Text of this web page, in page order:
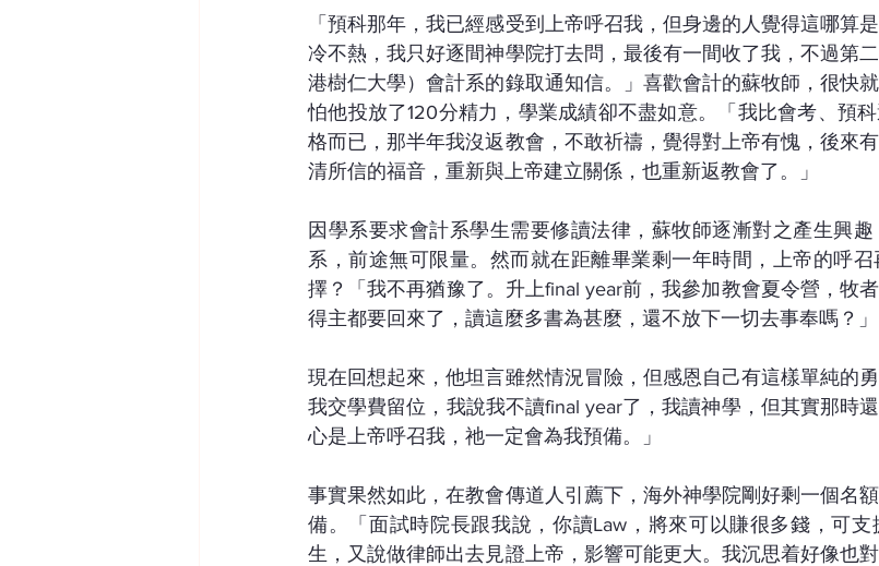
「預科那年，我已經感受到上帝呼召我，但身邊的人覺得這哪算
冷不熱，我只好逐間神學院打去問，最後有一間收了我，不過第
港樹仁大學）會計系的錄取通知信。」喜歡會計的蘇牧師，很快
怕他投放了120分精力，學業成績卻不盡如意。「我比會考、預
格而已，那半年我沒返教會，不敢祈禱，覺得對上帝有愧，後來
清所信的福音，重新與上帝建立關係，也重新返教會了。」
因學系要求會計系學生需要修讀法律，蘇牧師逐漸對之產生興
系，前途無可限量。然而就在距離畢業剩一年時間，上帝的呼
擇？「我不再猶豫了。升上final year前，我參加教會夏令營，牧
得主都要回來了，讀這麼多書為甚麼，還不放下一切去事奉嗎？」
現在回想起來，他坦言雖然情況冒險，但感恩自己有這樣單純的
我交學費留位，我說我不讀final year了，我讀神學，但其實那時
心是上帝呼召我，祂一定會為我預備。」
事實果然如此，在教會傳道人引薦下，海外神學院剛好剩一個名
備。「面試時院長跟我說，你讀Law，將來可以賺很多錢，可
生，又說做律師出去見證上帝，影響可能更大。我沉思着好像也